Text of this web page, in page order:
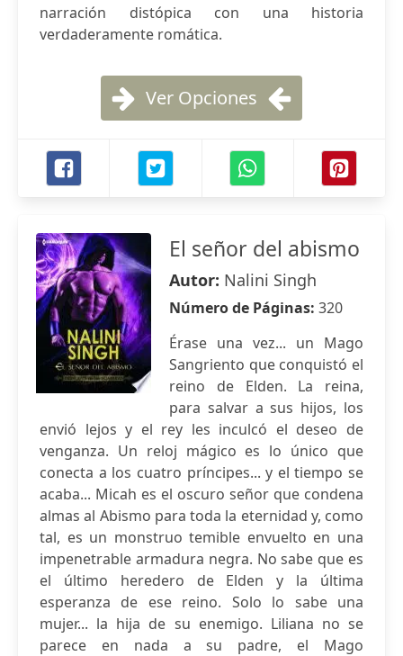
narración distópica con una historia
verdaderamente romática.
Ver Opciones
El señor del abismo
Autor: Nalini Singh
Número de Páginas: 320
Érase una vez... un Mago
Sangriento que conquistó el
reino de Elden. La reina,
para salvar a sus hijos, los
envió lejos y el rey les inculcó el deseo de
venganza. Un reloj mágico es lo único que
conecta a los cuatro príncipes... y el tiempo se
acaba... Micah es el oscuro señor que condena
almas al Abismo para toda la eternidad y, como
tal, es un monstruo temible envuelto en una
impenetrable armadura negra. No sabe que es
el último heredero de Elden y la última
esperanza de ese reino. Solo lo sabe una
mujer... la hija de su enemigo. Liliana no se
parece en nada a su padre, el Mago